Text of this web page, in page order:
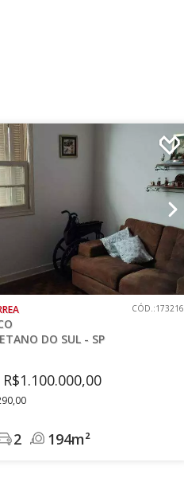
DO SUL - SP
CÓD.:173216
R$1.100.000,00
2 194m²